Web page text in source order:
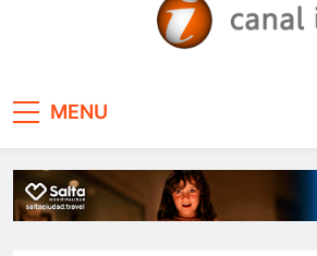
Salta,
mundo, las
del día
MENU